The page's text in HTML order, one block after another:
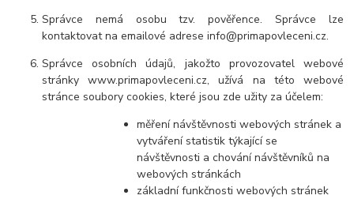
Správce nemá osobu tzv. pověřence. Správce lze
kontaktovat na emailové adrese info@primapovleceni.cz.
Správce osobních údajů, jakožto provozovatel webové
stránky www.primapovleceni.cz, užívá na této webové
stránce soubory cookies, které jsou zde užity za účelem:
měření návštěvnosti webových stránek a
vytváření statistik týkající se
návštěvnosti a chování návštěvníků na
webových stránkách
základní funkčnosti webových stránek